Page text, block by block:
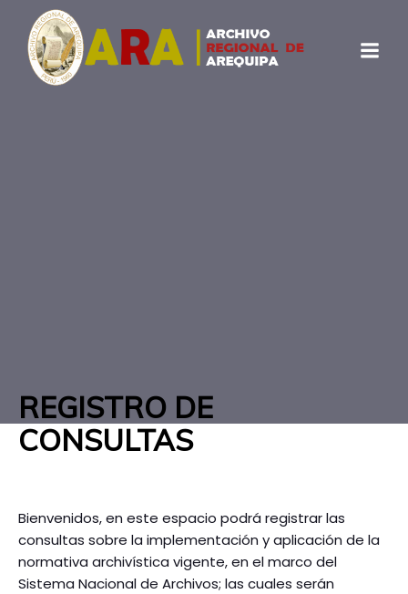
REGISTRO DE
CONSULTAS
Bienvenidos, en este espacio podrá registrar las
consultas sobre la implementación y aplicación de la
normativa archivística vigente, en el marco del
Sistema Nacional de Archivos; las cuales serán